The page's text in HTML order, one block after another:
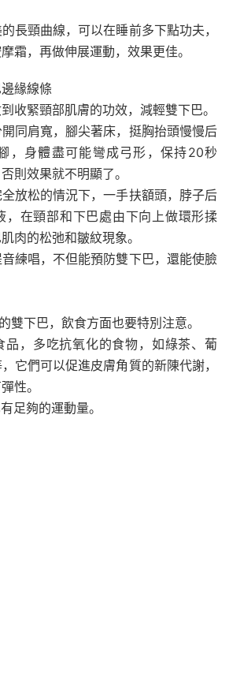
長頸曲線，可以在睡前多下點功夫，
霜，再做伸展運動，效果更佳。
緣線條
收緊頸部肌膚的功效，減輕雙下巴。
同肩寬，腳尖著床，挺胸抬頭慢慢后
，身體盡可能彎成弓形，保持20秒
則效果就不明顯了。
放松的情況下，一手扶額頭，脖子后
，在頸部和下巴處由下向上做環形揉
肉的松弛和皺紋現象。
練唱，不但能預防雙下巴，還能使臉
雙下巴，飲食方面也要特別注意。
，多吃抗氧化的食物，如綠茶、葡
它們可以促進皮膚角質的新陳代謝，
性。
足夠的運動量。